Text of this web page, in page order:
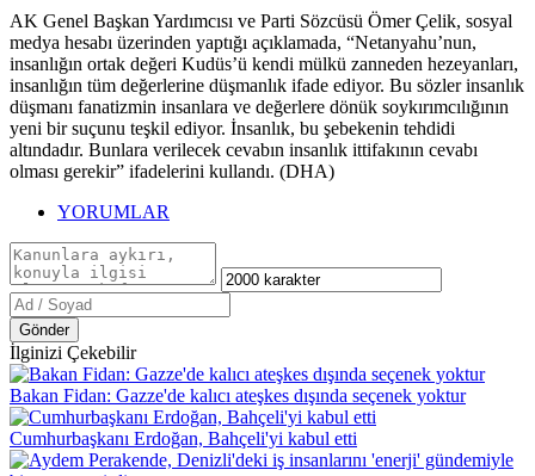
AK Genel Başkan Yardımcısı ve Parti Sözcüsü Ömer Çelik, sosyal
medya hesabı üzerinden yaptığı açıklamada, “Netanyahu’nun,
insanlığın ortak değeri Kudüs’ü kendi mülkü zanneden hezeyanları,
insanlığın tüm değerlerine düşmanlık ifade ediyor. Bu sözler insanlık
düşmanı fanatizmin insanlara ve değerlere dönük soykırımcılığının
yeni bir suçunu teşkil ediyor. İnsanlık, bu şebekenin tehdidi
altındadır. Bunlara verilecek cevabın insanlık ittifakının cevabı
olması gerekir” ifadelerini kullandı. (DHA)
YORUMLAR
Gönder
İlginizi Çekebilir
Bakan Fidan: Gazze'de kalıcı ateşkes dışında seçenek yoktur
Cumhurbaşkanı Erdoğan, Bahçeli'yi kabul etti